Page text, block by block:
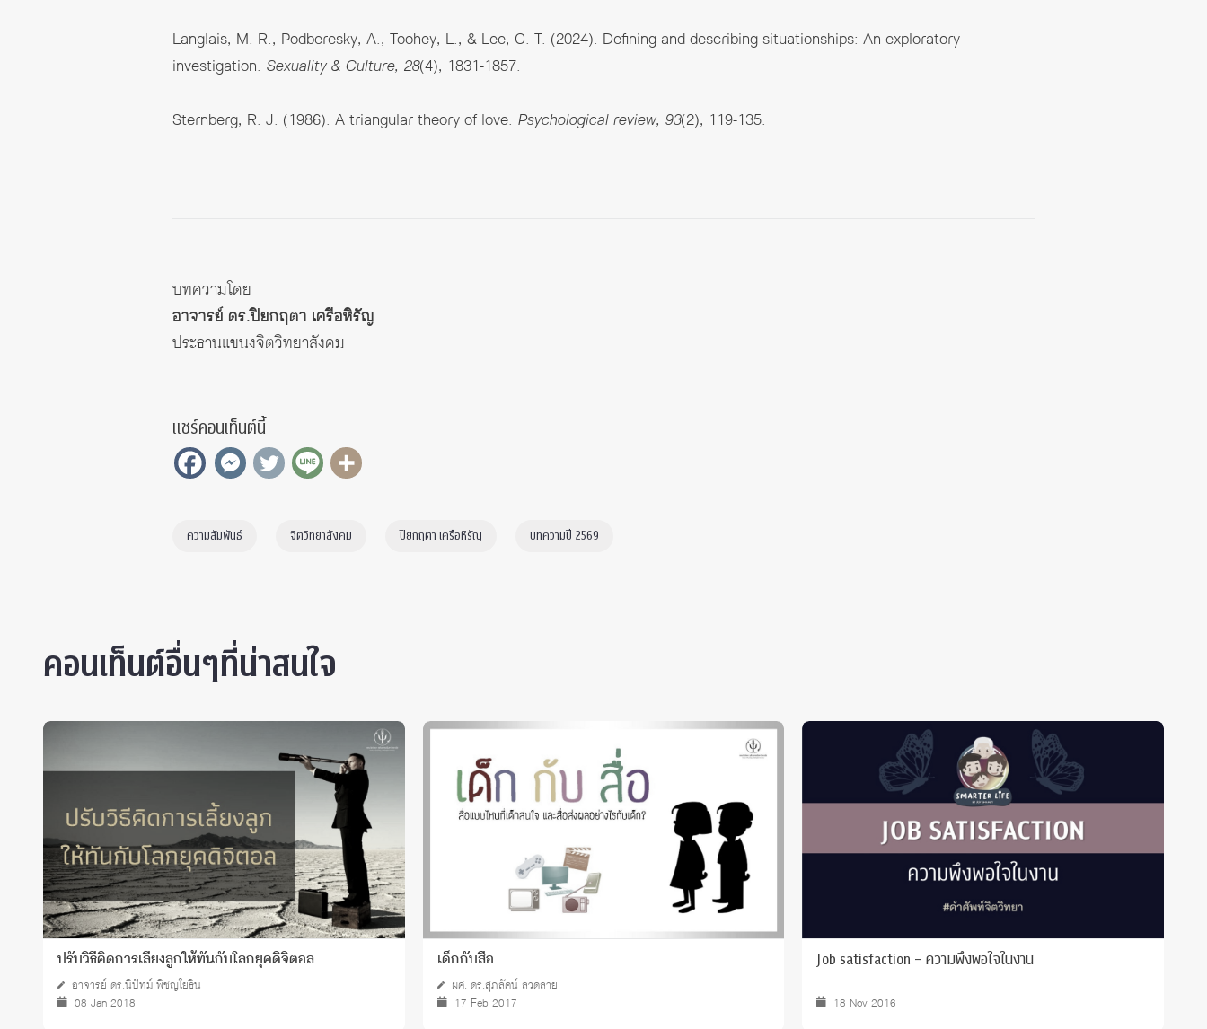
Langlais, M. R., Podberesky, A., Toohey, L., & Lee, C. T. (2024). Defining and describing situationships: An exploratory
investigation. Sexuality & Culture, 28(4), 1831-1857.
Sternberg, R. J. (1986). A triangular theory of love. Psychological review, 93(2), 119-135.
บทความโดย
อาจารย์ ดร.ปิยกฤตา เครือหิรัญ
ประธานแขนงจิตวิทยาสังคม
แชร์คอนเท็นต์นี้
ความสัมพันธ์ จิตวิทยาสังคม ปิยกฤตา เครือหิรัญ บทความปี 2569
คอนเท็นต์อื่นๆที่น่าสนใจ
ปรับวิธีคิดการเลี้ยงลูกให้ทันกับโลกยุคดิจิตอล
อาจารย์ ดร.นิปัทม์ พิชญโยธิน
08 Jan 2018
เด็กกับสื่อ
ผศ. ดร.สุภลัคน์ ลวดลาย
17 Feb 2017
Job satisfaction - ความพึงพอใจในงาน
18 Nov 2016